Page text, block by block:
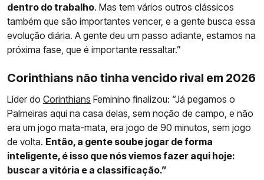
dentro do trabalho. Mas tem vários outros clássicos
também que são importantes vencer, e a gente busca essa
evolução diária. A gente deu um passo adiante, estamos na
próxima fase, que é importante ressaltar.”
Corinthians não tinha vencido rival em 2026
Líder do Corinthians Feminino finalizou: “Já pegamos o
Palmeiras aqui na casa delas, sem noção de campo, e não
era um jogo mata-mata, era jogo de 90 minutos, sem jogo
de volta. Então, a gente soube jogar de forma
inteligente, é isso que nós viemos fazer aqui hoje:
buscar a vitória e a classificação.”